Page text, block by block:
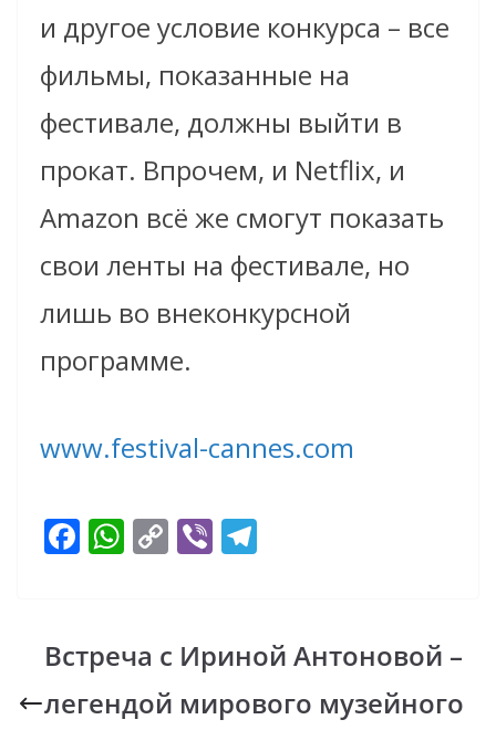
и другое условие конкурса – все
фильмы, показанные на
фестивале, должны выйти в
прокат. Впрочем, и Netflix, и
Amazon всё же смогут показать
свои ленты на фестивале, но
лишь во внеконкурсной
программе.
www.festival-cannes.com
F
b
o
o
W
s
A
p
C
y
Li
n
Vi
gr
a
m
Встреча с Ириной Антоновой –
легендой мирового музейного